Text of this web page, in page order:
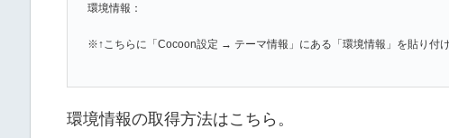
環境情報：
※↑こちらに「Cocoon設定 → テーマ情報」にある「環境情報」を貼り付け
環境情報の取得方法はこちら。